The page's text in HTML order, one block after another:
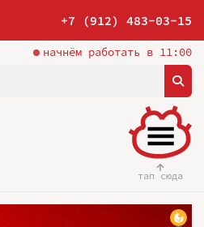
+7 (912) 483-03-15
начнём работать в 11:00
тап сюда